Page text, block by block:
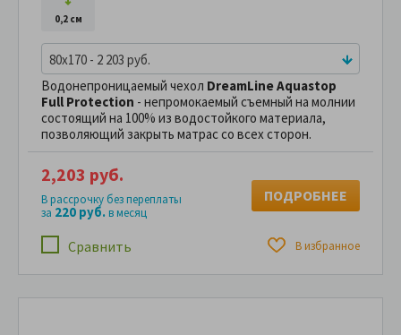
0,2 см
80x170 - 2 203 руб.
Водонепроницаемый чехол DreamLine Aquastop
Full Protection - непромокаемый съемный на молнии
состоящий на 100% из водостойкого материала,
позволяющий закрыть матрас со всех сторон.
Сравнить В избранное
2,203 руб.
В рассрочку без переплаты
за 220 руб.в месяц
ПОДРОБНЕЕ